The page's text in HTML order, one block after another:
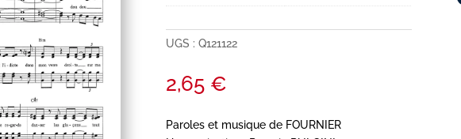
UGS :Q121122
2,65 €
Paroles et musique de FOURNIER